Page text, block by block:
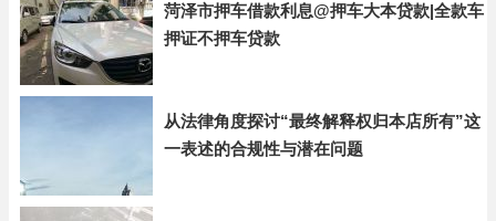
菏泽市押车借款利息@押车大本贷款|全款车
押证不押车贷款
从法律角度探讨“最终解释权归本店所有”这
一表述的合规性与潜在问题